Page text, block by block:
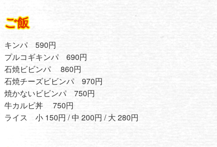
ご飯
キンパ 590円
プルコギキンパ 690円
石焼ビビンパ 860円
石焼チーズビビンパ 970円
焼かないビビンパ 750円
牛カルビ丼 750円
ライス 小 150円 / 中 200円 / 大 280円